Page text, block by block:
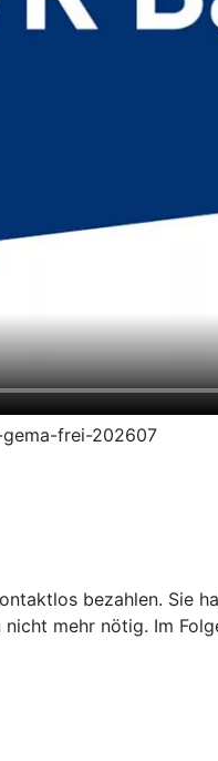
frei-202607
bezahlen. Sie
mehr nötig. Im